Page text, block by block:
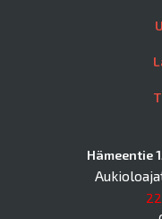
Hämeentie